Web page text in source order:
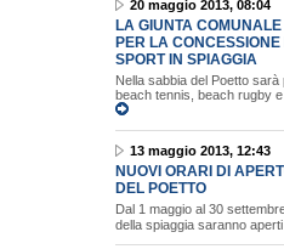
20 maggio 2013, 08:04
LA GIUNTA
PER LA CONCESSIONE
SPORT IN SPIAGGIA
Nella sabbia del Poetto
beach tennis, beach rugby
13 maggio 2013, 12:43
NUOVI ORARI DI
DEL POETTO
Dal 1 maggio al 30
della spiaggia saranno aperti